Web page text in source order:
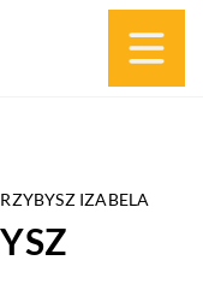
IZABELA